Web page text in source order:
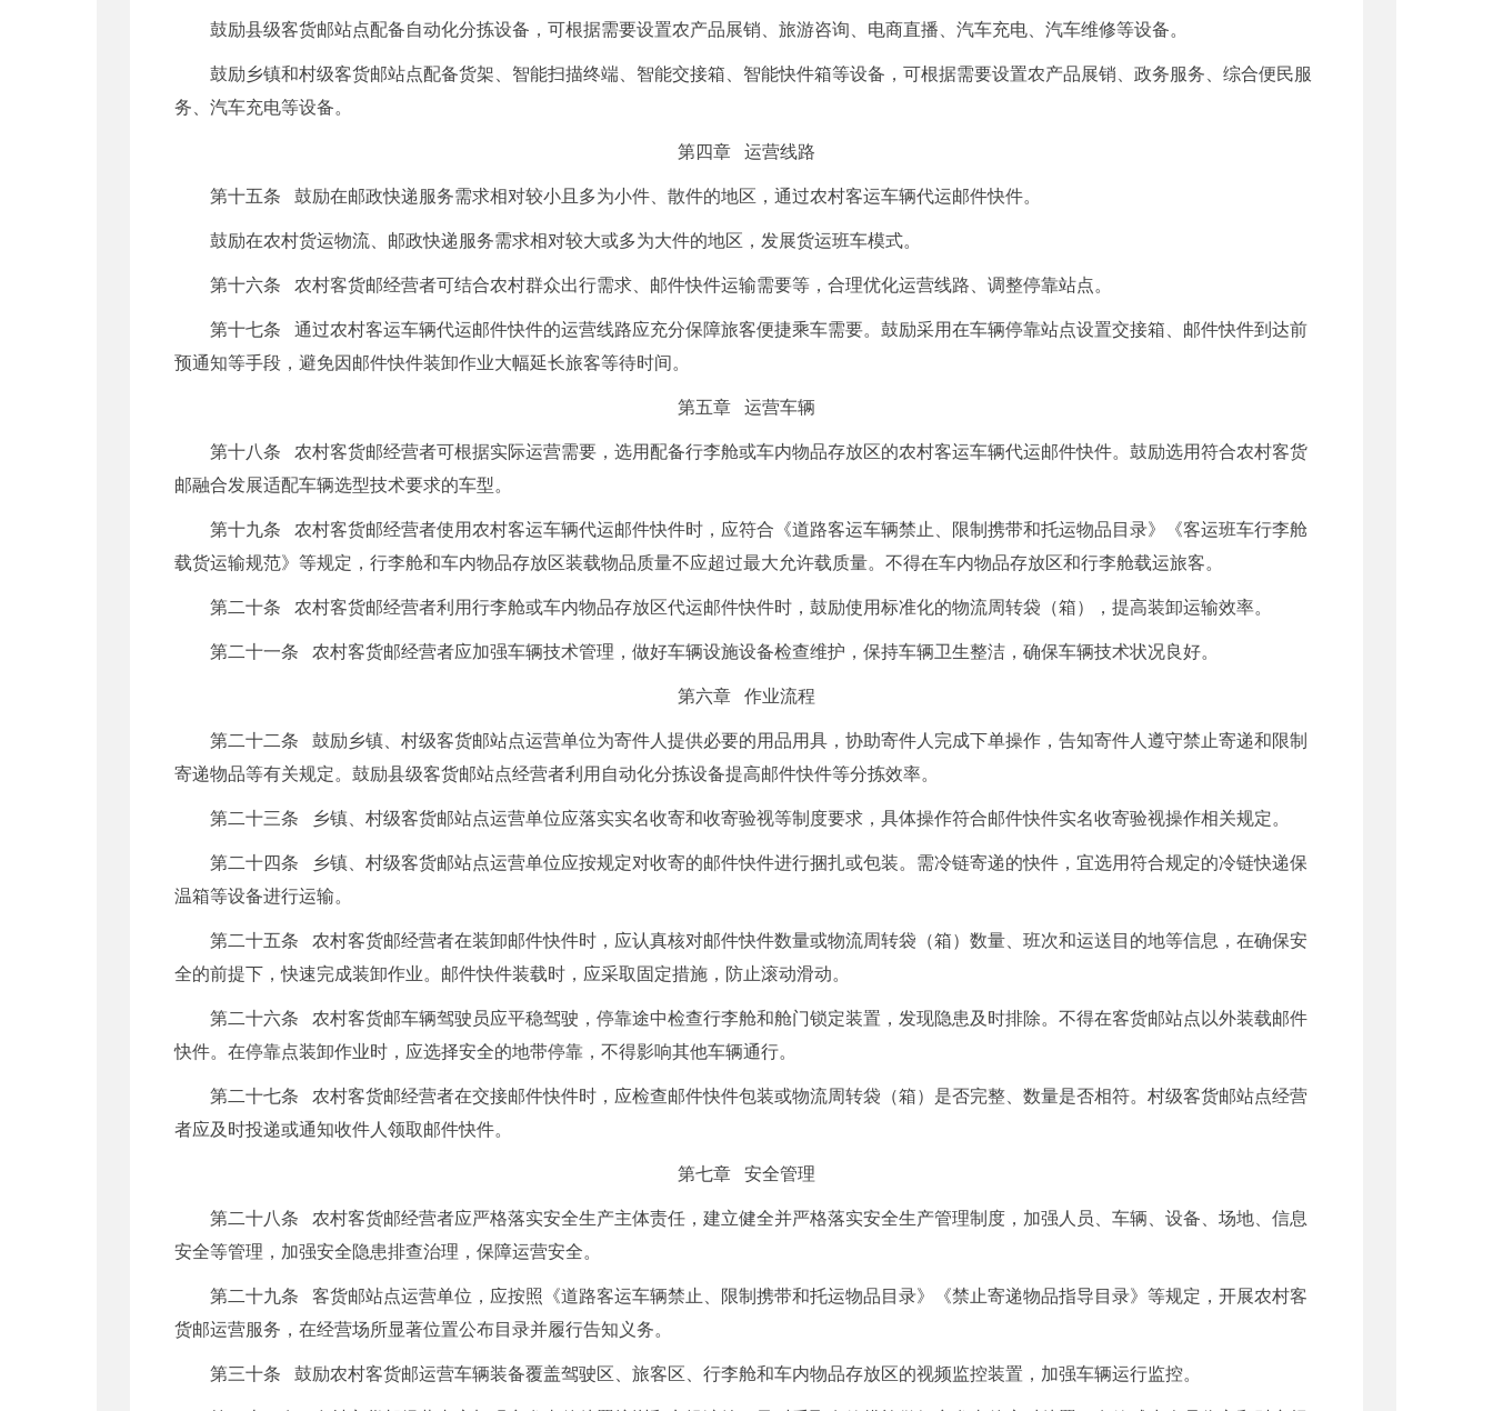
鼓励县级客货邮站点配备自动化分拣设备，可根据需要设置农产品展销、旅游咨询、电商直播、汽车充电、汽车维修等设备。
鼓励乡镇和村级客货邮站点配备货架、智能扫描终端、智能交接箱、智能快件箱等设备，可根据需要设置农产品展销、政务服务、综合便民服
务、汽车充电等设备。
第四章 运营线路
第十五条 鼓励在邮政快递服务需求相对较小且多为小件、散件的地区，通过农村客运车辆代运邮件快件。
鼓励在农村货运物流、邮政快递服务需求相对较大或多为大件的地区，发展货运班车模式。
第十六条 农村客货邮经营者可结合农村群众出行需求、邮件快件运输需要等，合理优化运营线路、调整停靠站点。
第十七条 通过农村客运车辆代运邮件快件的运营线路应充分保障旅客便捷乘车需要。鼓励采用在车辆停靠站点设置交接箱、邮件快件到达前
预通知等手段，避免因邮件快件装卸作业大幅延长旅客等待时间。
第五章 运营车辆
第十八条 农村客货邮经营者可根据实际运营需要，选用配备行李舱或车内物品存放区的农村客运车辆代运邮件快件。鼓励选用符合农村客货
邮融合发展适配车辆选型技术要求的车型。
第十九条 农村客货邮经营者使用农村客运车辆代运邮件快件时，应符合《道路客运车辆禁止、限制携带和托运物品目录》《客运班车行李舱
载货运输规范》等规定，行李舱和车内物品存放区装载物品质量不应超过最大允许载质量。不得在车内物品存放区和行李舱载运旅客。
第二十条 农村客货邮经营者利用行李舱或车内物品存放区代运邮件快件时，鼓励使用标准化的物流周转袋（箱），提高装卸运输效率。
第二十一条 农村客货邮经营者应加强车辆技术管理，做好车辆设施设备检查维护，保持车辆卫生整洁，确保车辆技术状况良好。
第六章 作业流程
第二十二条 鼓励乡镇、村级客货邮站点运营单位为寄件人提供必要的用品用具，协助寄件人完成下单操作，告知寄件人遵守禁止寄递和限制
寄递物品等有关规定。鼓励县级客货邮站点经营者利用自动化分拣设备提高邮件快件等分拣效率。
第二十三条 乡镇、村级客货邮站点运营单位应落实实名收寄和收寄验视等制度要求，具体操作符合邮件快件实名收寄验视操作相关规定。
第二十四条 乡镇、村级客货邮站点运营单位应按规定对收寄的邮件快件进行捆扎或包装。需冷链寄递的快件，宜选用符合规定的冷链快递保
温箱等设备进行运输。
第二十五条 农村客货邮经营者在装卸邮件快件时，应认真核对邮件快件数量或物流周转袋（箱）数量、班次和运送目的地等信息，在确保安
全的前提下，快速完成装卸作业。邮件快件装载时，应采取固定措施，防止滚动滑动。
第二十六条 农村客货邮车辆驾驶员应平稳驾驶，停靠途中检查行李舱和舱门锁定装置，发现隐患及时排除。不得在客货邮站点以外装载邮件
快件。在停靠点装卸作业时，应选择安全的地带停靠，不得影响其他车辆通行。
第二十七条 农村客货邮经营者在交接邮件快件时，应检查邮件快件包装或物流周转袋（箱）是否完整、数量是否相符。村级客货邮站点经营
者应及时投递或通知收件人领取邮件快件。
第七章 安全管理
第二十八条 农村客货邮经营者应严格落实安全生产主体责任，建立健全并严格落实安全生产管理制度，加强人员、车辆、设备、场地、信息
安全等管理，加强安全隐患排查治理，保障运营安全。
第二十九条 客货邮站点运营单位，应按照《道路客运车辆禁止、限制携带和托运物品目录》《禁止寄递物品指导目录》等规定，开展农村客
货邮运营服务，在经营场所显著位置公布目录并履行告知义务。
第三十条 鼓励农村客货邮运营车辆装备覆盖驾驶区、旅客区、行李舱和车内物品存放区的视频监控装置，加强车辆运行监控。